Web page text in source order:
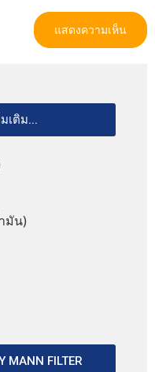
เติม...
มัน)
MANN FILTER